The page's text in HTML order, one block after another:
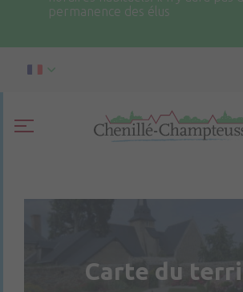
permanence des élus
Carte du